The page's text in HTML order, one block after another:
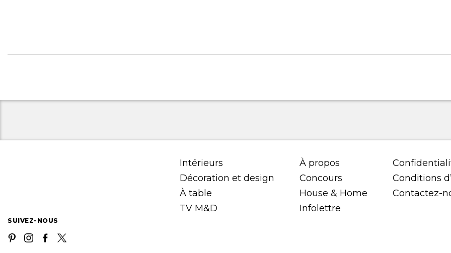
Intérieurs
Décoration et design
À table
TV M&D
À propos
Concours
House & Home
Infolettre
Conditions
Contactez-
SUIVEZ-NOUS